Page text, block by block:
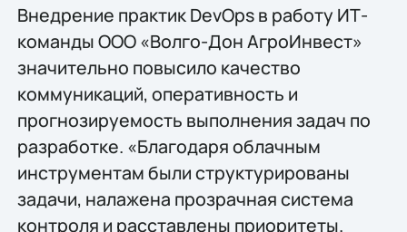
Внедрение практик DevOps в работу ИТ-
команды ООО «Волго-Дон АгроИнвест»
значительно повысило качество
коммуникаций, оперативность и
прогнозируемость выполнения задач по
разработке. «Благодаря облачным
инструментам были структурированы
задачи, налажена прозрачная система
контроля и расставлены приоритеты.